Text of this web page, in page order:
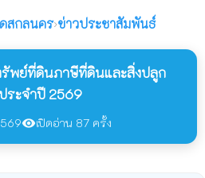
สกลนคร›ข่าวประชาสัมพันธ์
รัพย์ที่ดินภาษีที่ดินและสิ่งปลูก
ระจำปี 2569
visibilityเปิดอ่าน 87 ครั้ง